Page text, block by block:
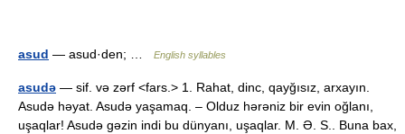
asud — asud·den; … English syllables
asudə — sif. və zərf <fars.> 1. Rahat, dinc, qayğısız, arxayın.
Asudə həyat. Asudə yaşamaq. – Olduz hərəniz bir evin oğlanı,
uşaqlar! Asudə gəzin indi bu dünyanı, uşaqlar. M. Ə. S.. Buna bax,